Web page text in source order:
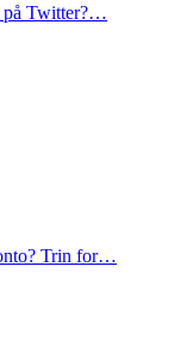
på Twitter?…
Trin for…